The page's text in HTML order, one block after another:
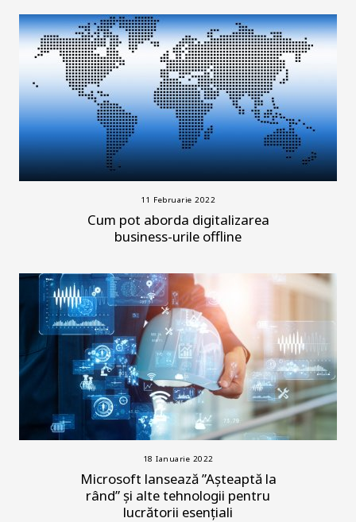
11 Februarie 2022
Cum pot aborda digitalizarea
business-urile offline
18 Ianuarie 2022
Microsoft lansează ”Așteaptă la
rând” și alte tehnologii pentru
lucrătorii esențiali